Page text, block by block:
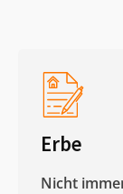
Erbe
Nicht